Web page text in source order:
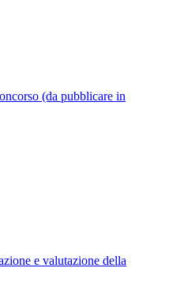
(da pubblicare in
e valutazione della